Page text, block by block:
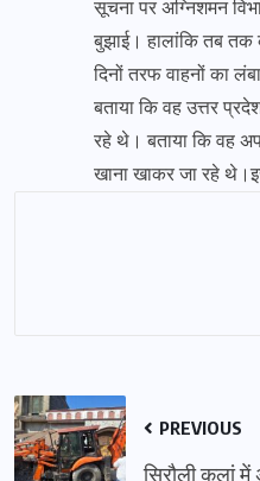
सूचना पर अग्निशमन
बुझाई। हालांकि तब
दिनों तरफ वाहनों का
बताया कि वह उत्तर
रहे थे। बताया कि वह
खाना खाकर जा रहे
PREVIOUS
सिरौली कलां